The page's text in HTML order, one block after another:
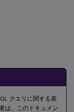
クエリに関する基
は、このドキュメン